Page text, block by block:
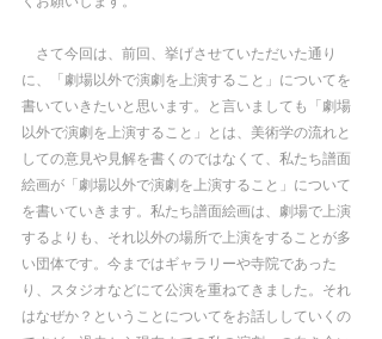
さて今回は、前回、挙げさせていただいた通り
に、「劇場以外で演劇を上演すること」についてを
書いていきたいと思います。と言いましても「劇場
以外で演劇を上演すること」とは、美術学の流れと
しての意見や見解を書くのではなくて、私たち譜面
絵画が「劇場以外で演劇を上演すること」について
を書いていきます。私たち譜面絵画は、劇場で上演
するよりも、それ以外の場所で上演をすることが多
い団体です。今まではギャラリーや寺院であった
り、スタジオなどにて公演を重ねてきました。それ
はなぜか？ということについてをお話ししていくの